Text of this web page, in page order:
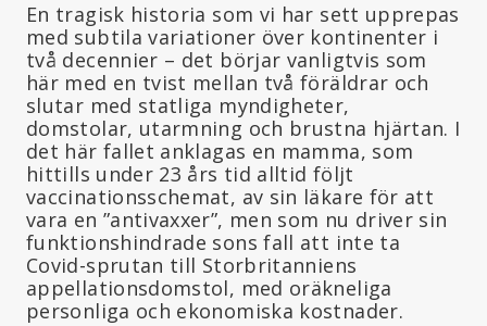
En tragisk historia som vi har sett upprepas
med subtila variationer över kontinenter i
två decennier – det börjar vanligtvis som
här med en tvist mellan två föräldrar och
slutar med statliga myndigheter,
domstolar, utarmning och brustna hjärtan. I
det här fallet anklagas en mamma, som
hittills under 23 års tid alltid följt
vaccinationsschemat, av sin läkare för att
vara en ”antivaxxer”, men som nu driver sin
funktionshindrade sons fall att inte ta
Covid-sprutan till Storbritanniens
appellationsdomstol, med oräkneliga
personliga och ekonomiska kostnader.